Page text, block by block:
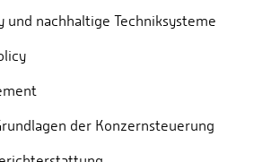
und nachhaltige Techniksysteme
der Konzernsteuerung